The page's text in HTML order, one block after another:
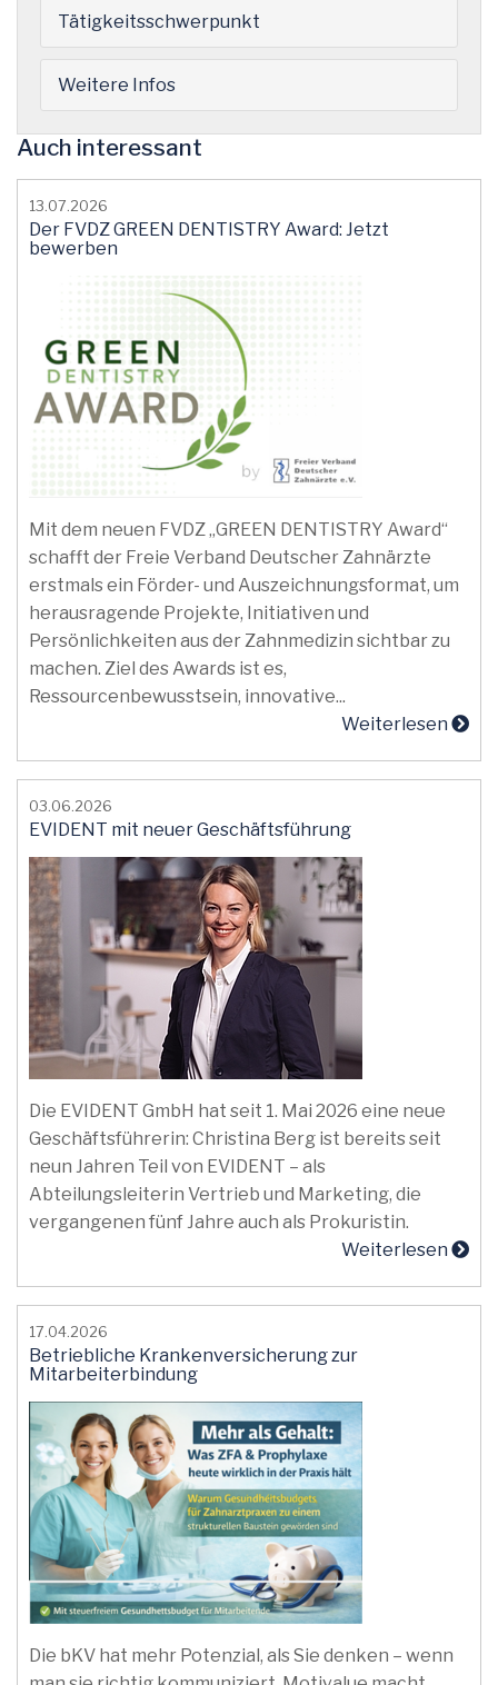
Tätigkeitsschwerpunkt
Weitere Infos
Auch interessant
13.07.2026
Der FVDZ GREEN DENTISTRY Award: Jetzt
bewerben
Mit dem neuen FVDZ „GREEN DENTISTRY Award“
schafft der Freie Verband Deutscher Zahnärzte
erstmals ein Förder- und Auszeichnungsformat, um
herausragende Projekte, Initiativen und
Persönlichkeiten aus der Zahnmedizin sichtbar zu
machen. Ziel des Awards ist es,
Ressourcenbewusstsein, innovative...
Weiterlesen
03.06.2026
EVIDENT mit neuer Geschäftsführung
Die EVIDENT GmbH hat seit 1. Mai 2026 eine neue
Geschäftsführerin: Christina Berg ist bereits seit
neun Jahren Teil von EVIDENT – als
Abteilungsleiterin Vertrieb und Marketing, die
vergangenen fünf Jahre auch als Prokuristin.
Weiterlesen
17.04.2026
Betriebliche Krankenversicherung zur
Mitarbeiterbindung
Die bKV hat mehr Potenzial, als Sie denken – wenn